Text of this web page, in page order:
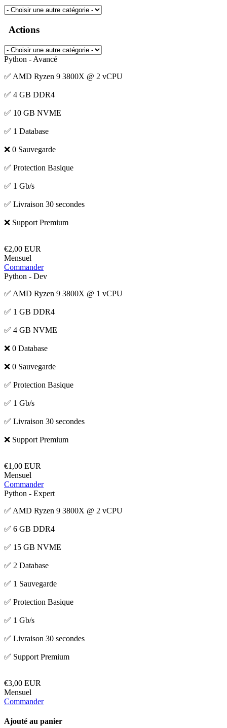
Actions
Python - Avancé
✅ AMD Ryzen 9 3800X @ 2 vCPU
✅ 4 GB DDR4
✅ 10 GB NVME
✅ 1 Database
❌ 0 Sauvegarde
✅ Protection Basique
✅ 1 Gb/s
✅ Livraison 30 secondes
❌ Support Premium
€2,00 EUR
Mensuel
Commander
Python - Dev
✅ AMD Ryzen 9 3800X @ 1 vCPU
✅ 1 GB DDR4
✅ 4 GB NVME
❌ 0 Database
❌ 0 Sauvegarde
✅ Protection Basique
✅ 1 Gb/s
✅ Livraison 30 secondes
❌ Support Premium
€1,00 EUR
Mensuel
Commander
Python - Expert
✅ AMD Ryzen 9 3800X @ 2 vCPU
✅ 6 GB DDR4
✅ 15 GB NVME
✅ 2 Database
✅ 1 Sauvegarde
✅ Protection Basique
✅ 1 Gb/s
✅ Livraison 30 secondes
✅ Support Premium
€3,00 EUR
Mensuel
Commander
Ajouté au panier